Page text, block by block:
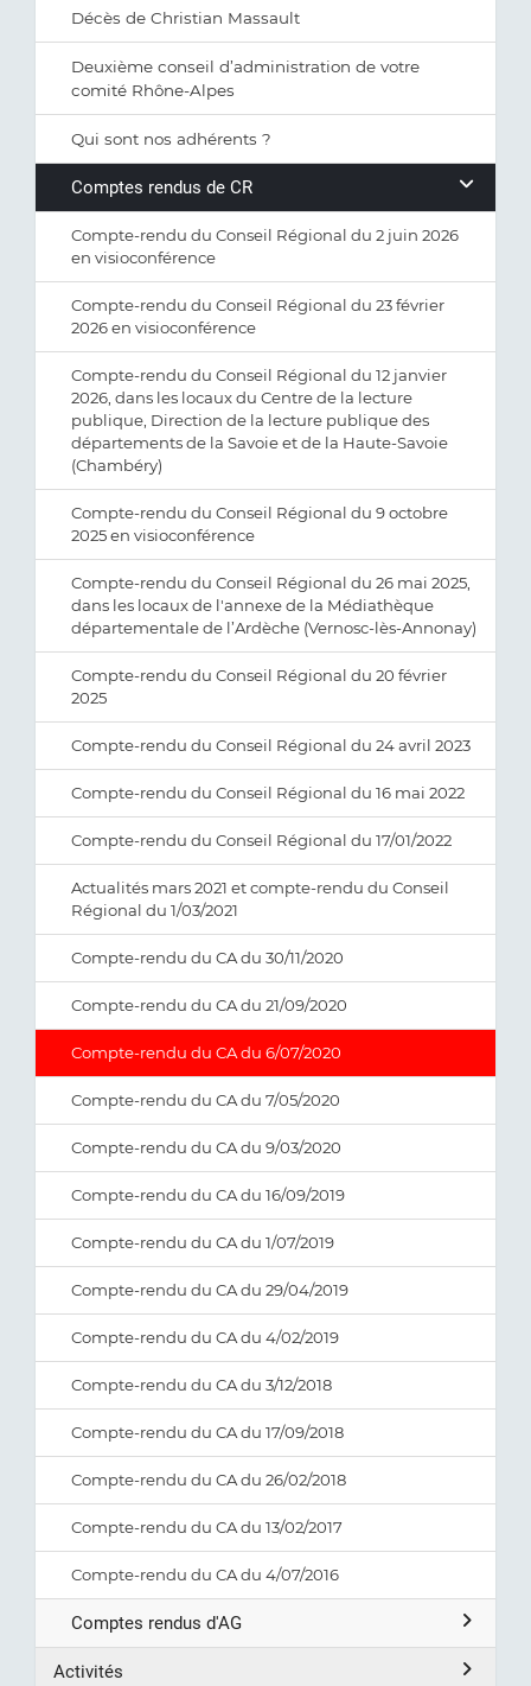
Décès de Christian Massault
Deuxième conseil d’administration de votre
comité Rhône-Alpes
Qui sont nos adhérents ?
Comptes rendus de CR
Compte-rendu du Conseil Régional du 2 juin 2026
en visioconférence
Compte-rendu du Conseil Régional du 23 février
2026 en visioconférence
Compte-rendu du Conseil Régional du 12 janvier
2026, dans les locaux du Centre de la lecture
publique, Direction de la lecture publique des
départements de la Savoie et de la Haute-Savoie
(Chambéry)
Compte-rendu du Conseil Régional du 9 octobre
2025 en visioconférence
Compte-rendu du Conseil Régional du 26 mai 2025,
dans les locaux de l'annexe de la Médiathèque
départementale de l’Ardèche (Vernosc-lès-Annonay)
Compte-rendu du Conseil Régional du 20 février
2025
Compte-rendu du Conseil Régional du 24 avril 2023
Compte-rendu du Conseil Régional du 16 mai 2022
Compte-rendu du Conseil Régional du 17/01/2022
Actualités mars 2021 et compte-rendu du Conseil
Régional du 1/03/2021
Compte-rendu du CA du 30/11/2020
Compte-rendu du CA du 21/09/2020
Compte-rendu du CA du 6/07/2020
Compte-rendu du CA du 7/05/2020
Compte-rendu du CA du 9/03/2020
Compte-rendu du CA du 16/09/2019
Compte-rendu du CA du 1/07/2019
Compte-rendu du CA du 29/04/2019
Compte-rendu du CA du 4/02/2019
Compte-rendu du CA du 3/12/2018
Compte-rendu du CA du 17/09/2018
Compte-rendu du CA du 26/02/2018
Compte-rendu du CA du 13/02/2017
Compte-rendu du CA du 4/07/2016
Comptes rendus d'AG
Activités